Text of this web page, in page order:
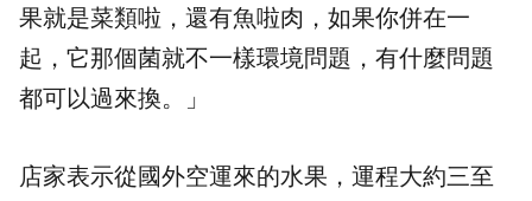
果就是菜類啦，還有魚啦肉，如果你併在一
起，它那個菌就不一樣環境問題，有什麼問題
都可以過來換。」
店家表示從國外空運來的水果，運程大約三至